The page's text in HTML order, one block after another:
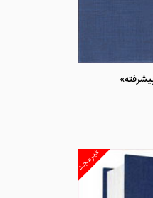
غیرمجد